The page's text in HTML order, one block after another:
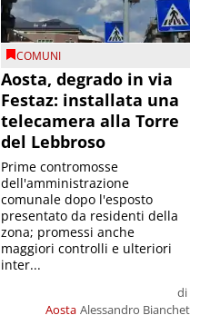
COMUNI
Aosta, degrado in via
Festaz: installata una
telecamera alla Torre
del Lebbroso
Aosta
di
Alessandro Bianchet
Prime contromosse
dell'amministrazione
comunale dopo l'esposto
presentato da residenti della
zona; promessi anche
maggiori controlli e ulteriori
inter...